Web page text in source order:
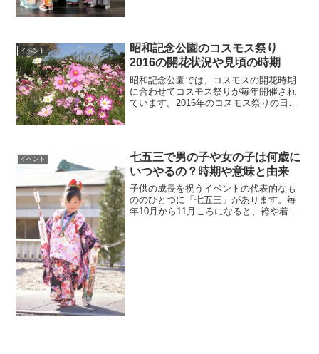
イベント
昭和記念公園のコスモス祭り
2016の開花状況や見頃の時期
昭和記念公園では、コスモスの開花時期
に合わせてコスモス祭りが毎年開催され
ています。2016年のコスモス祭りの日程
イベント
七五三で男の子や女の子は何歳に
いつやるの？時期や意味と由来
子供の成長を祝うイベントの代表的なも
ののひとつに「七五三」があります。毎
年10月から11月ころになると、袴や着物